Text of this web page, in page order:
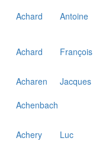
Achard
Antoine
Achard
François
Acharen
Jacques
Achenbach
Achery
Luc